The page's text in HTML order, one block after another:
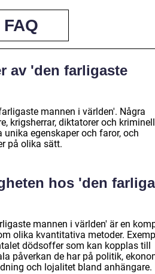
FAQ
av 'den farligaste
mannen i världen'. Några
krigsherrar, diktatorer och
egenskaper och faror, och
på olika sätt.
hos 'den
mannen i världen' är en
olika kvantitativa metoder.
dödsoffer som kan kopplas till
påverkan de har på politik,
och lojalitet bland anhängare.